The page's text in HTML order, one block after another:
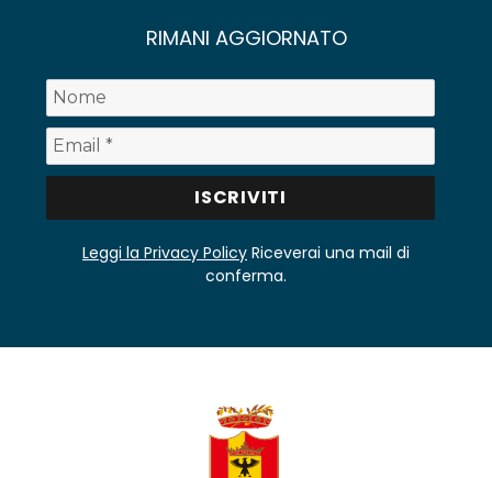
RIMANI AGGIORNATO
Leggi la Privacy Policy Riceverai una mail di
conferma.